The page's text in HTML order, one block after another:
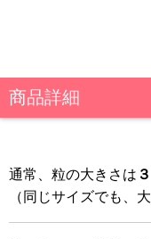
商品詳細
通常、粒の大きさは
（同じサイズでも、